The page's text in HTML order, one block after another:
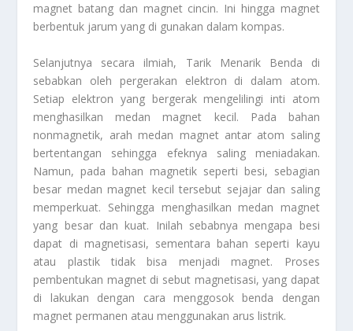
magnet batang dan magnet cincin. Ini hingga magnet
berbentuk jarum yang di gunakan dalam kompas.
Selanjutnya secara ilmiah, Tarik Menarik Benda di
sebabkan oleh pergerakan elektron di dalam atom.
Setiap elektron yang bergerak mengelilingi inti atom
menghasilkan medan magnet kecil. Pada bahan
nonmagnetik, arah medan magnet antar atom saling
bertentangan sehingga efeknya saling meniadakan.
Namun, pada bahan magnetik seperti besi, sebagian
besar medan magnet kecil tersebut sejajar dan saling
memperkuat. Sehingga menghasilkan medan magnet
yang besar dan kuat. Inilah sebabnya mengapa besi
dapat di magnetisasi, sementara bahan seperti kayu
atau plastik tidak bisa menjadi magnet. Proses
pembentukan magnet di sebut magnetisasi, yang dapat
di lakukan dengan cara menggosok benda dengan
magnet permanen atau menggunakan arus listrik.